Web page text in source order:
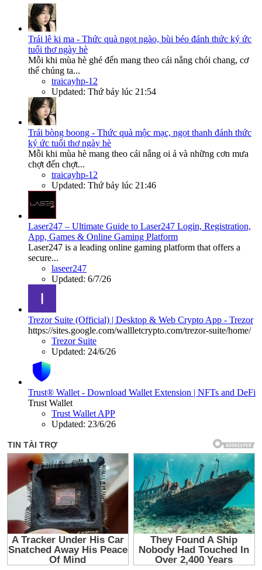
Trái lê ki ma - Thức quà ngọt ngào, bùi béo đánh thức ký ức
tuổi thơ ngày hè
Mỗi khi mùa hè ghé đến mang theo cái nắng chói chang, cơ
thể chúng ta...
traicayhp-12
Updated: Thứ bảy lúc 21:54
Trái bòng boong - Thức quà mộc mạc, ngọt thanh đánh thức
ký ức tuổi thơ ngày hè
Mỗi khi mùa hè mang theo cái nắng oi ả và những cơn mưa
chợt đến chợt...
traicayhp-12
Updated: Thứ bảy lúc 21:46
Laser247 – Ultimate Guide to Laser247 Login, Registration,
App, Games & Online Gaming Platform
Laser247 is a leading online gaming platform that offers a
secure...
laseer247
Updated: 6/7/26
Trezor Suite (Official) | Desktop & Web Crypto App - Trezor
https://sites.google.com/wallletcrypto.com/trezor-suite/home/
Trezor Suite
Updated: 24/6/26
Trust® Wallet - Download Wallet Extension | NFTs and DeFi
Trust Wallet
Trust Wallet APP
Updated: 23/6/26